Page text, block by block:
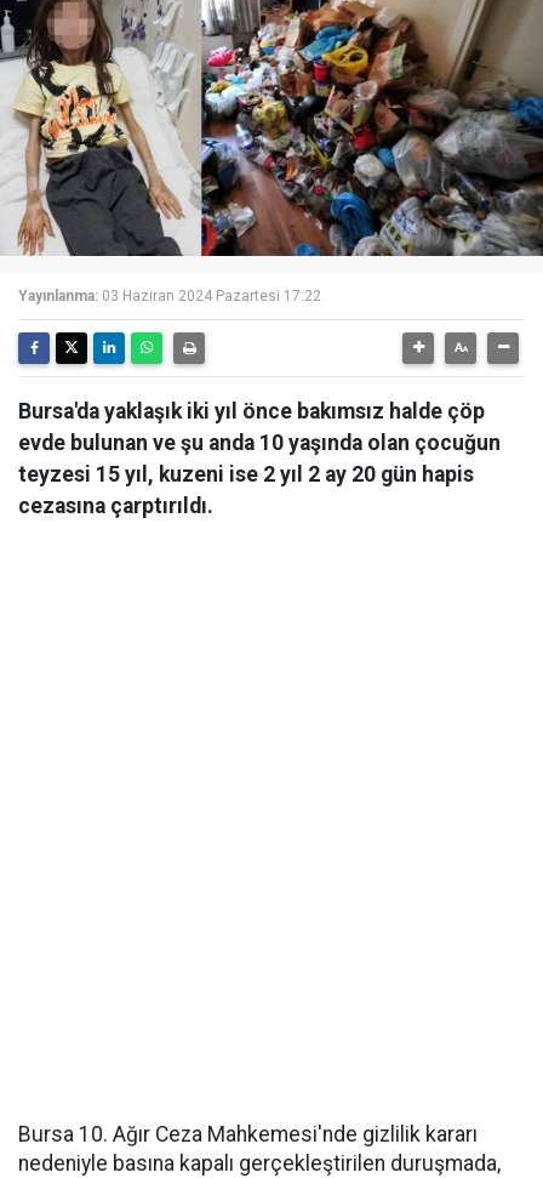
Yayınlanma: 03 Haziran 2024 Pazartesi 17:22
Bursa'da yaklaşık iki yıl önce bakımsız halde çöp
evde bulunan ve şu anda 10 yaşında olan çocuğun
teyzesi 15 yıl, kuzeni ise 2 yıl 2 ay 20 gün hapis
cezasına çarptırıldı.
Bursa 10. Ağır Ceza Mahkemesi'nde gizlilik kararı
nedeniyle basına kapalı gerçekleştirilen duruşmada,